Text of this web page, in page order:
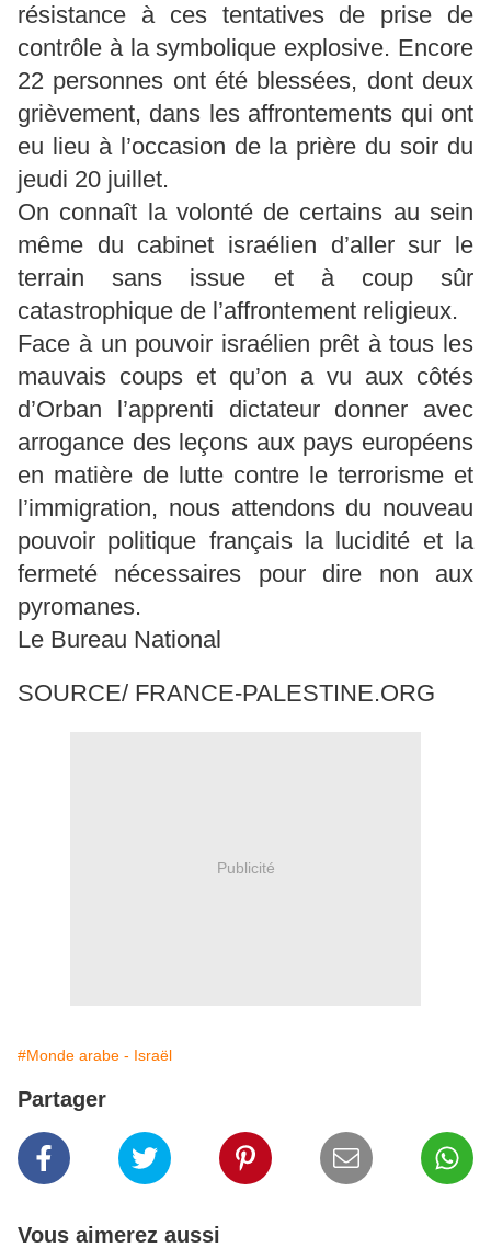
résistance à ces tentatives de prise de
contrôle à la symbolique explosive. Encore
22 personnes ont été blessées, dont deux
grièvement, dans les affrontements qui ont
eu lieu à l’occasion de la prière du soir du
jeudi 20 juillet.
On connaît la volonté de certains au sein
même du cabinet israélien d’aller sur le
terrain sans issue et à coup sûr
catastrophique de l’affrontement religieux.
Face à un pouvoir israélien prêt à tous les
mauvais coups et qu’on a vu aux côtés
d’Orban l’apprenti dictateur donner avec
arrogance des leçons aux pays européens
en matière de lutte contre le terrorisme et
l’immigration, nous attendons du nouveau
pouvoir politique français la lucidité et la
fermeté nécessaires pour dire non aux
pyromanes.
Le Bureau National
SOURCE/ FRANCE-PALESTINE.ORG
Publicité
#Monde arabe - Israël
Partager
Vous aimerez aussi